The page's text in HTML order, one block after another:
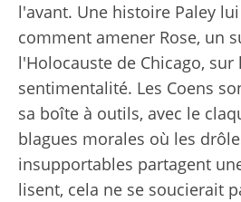
l'avant. Une histoire Paley
comment amener Rose, un
l'Holocauste de Chicago, sur
sentimentalité. Les Coens
sa boîte à outils, avec le
blagues morales où les
insupportables partagent
lisent, cela ne se soucierait